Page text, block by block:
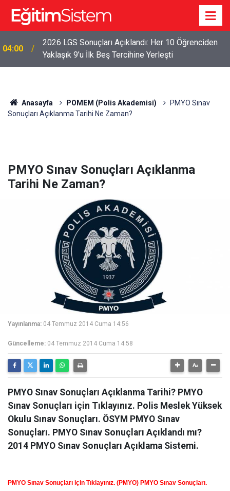
04:00
2026 LGS Sonuçları Açıklandı: Her 10 Öğrenciden
Yaklaşık 9’u İlk Beş Tercihine Yerleşti
Anasayfa POMEM (Polis Akademisi)
PMYO Sınav
Sonuçları Açıklanma Tarihi Ne Zaman?
PMYO Sınav Sonuçları Açıklanma
Tarihi Ne Zaman?
Yayınlanma: 04 Temmuz 2014 Cuma 14:56
Güncelleme: 04 Temmuz 2014 Cuma 14:58
PMYO Sınav Sonuçları Açıklanma Tarihi? PMYO
Sınav Sonuçları için Tıklayınız. Polis Meslek Yüksek
Okulu Sınav Sonuçları. ÖSYM PMYO Sınav
Sonuçları. PMYO Sınav Sonuçları Açıklandı mı?
2014 PMYO Sınav Sonuçları Açıklama Sistemi.
PMYO Sınav Sonuçları için Tıklayınız. (PMYO) PMYO Sınav Sonuçları.